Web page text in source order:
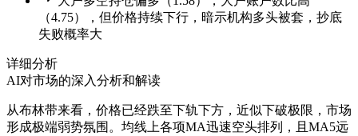
（4.75），但价格持续下行，暗示机构多头被套，抄底
失败概率大
详细分析
AI对市场的深入分析和解读
从布林带来看，价格已经跌至下轨下方，近似下破极限，市场
形成极端弱势氛围。均线上各项MA迅速空头排列，且MA5远